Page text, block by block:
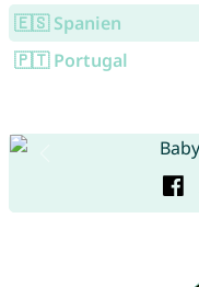
🇪🇸 Spanien
🇵🇹 Portugal